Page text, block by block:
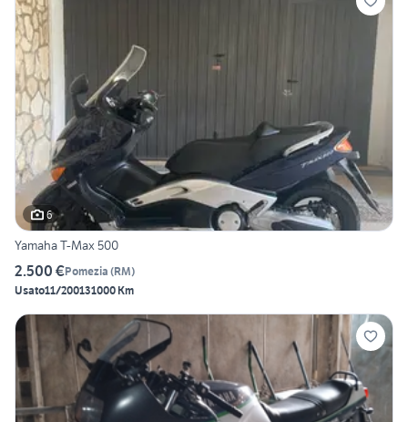
6
Yamaha T-Max 500
2.500 €Pomezia (RM)
Usato11/200131000 Km